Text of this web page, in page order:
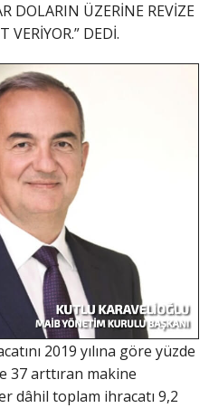
DOLARIN ÜZERİNE REVİZE
VERİYOR.” DEDİ.
2019 yılına göre yüzde
37 arttıran makine
dâhil toplam ihracatı 9,2